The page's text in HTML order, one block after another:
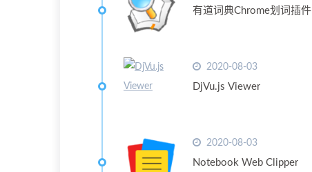
有道词典Chrome划词插件
2020-08-03
DjVu.js Viewer
2020-08-03
Notebook Web Clipper